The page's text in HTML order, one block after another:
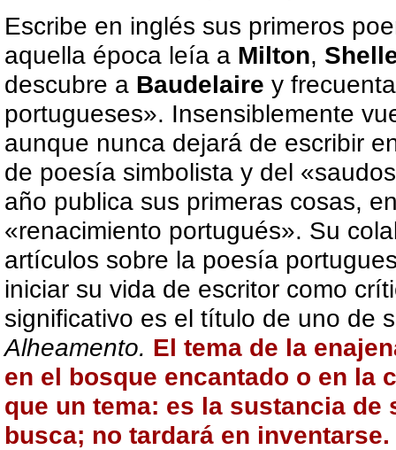
Escribe en inglés sus primeros
aquella época leía a Milton,
descubre a Baudelaire y
portugueses». Insensiblemente
aunque nunca dejará de escribir
de poesía simbolista y del
año publica sus primeras cosas,
«renacimiento portugués». Su
artículos sobre la poesía
iniciar su vida de escritor como
significativo es el título de uno de
Alheamento. El tema de la
en el bosque encantado o en la
que un tema: es la sustancia de
busca; no tardará en inventarse.